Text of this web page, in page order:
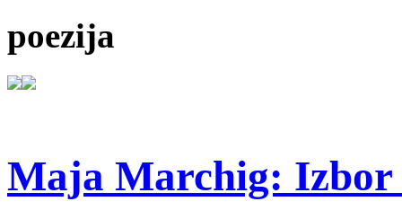
poezija
Maja Marchig: Izbor